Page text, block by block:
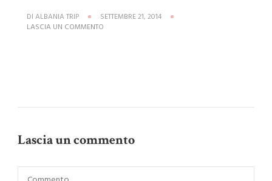
DI ALBANIA TRIP
SETTEMBRE 21, 2014
LASCIA UN COMMENTO
Lascia un commento